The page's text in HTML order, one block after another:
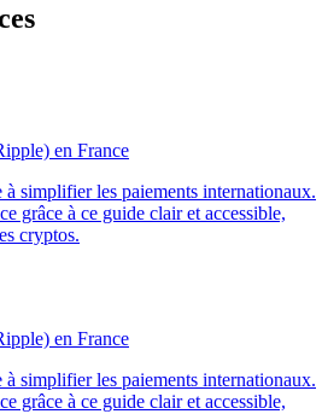
en France
simplifier les paiements internationaux.
grâce à ce guide clair et accessible,
cryptos.
en France
simplifier les paiements internationaux.
grâce à ce guide clair et accessible,